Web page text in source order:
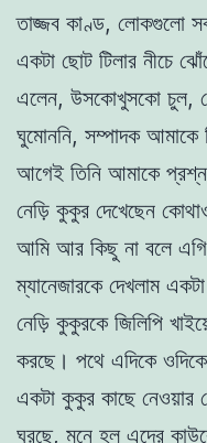
তাজ্জব কাণ্ড, লোকগুলো
একটা ছোট টিলার নীচে
এলেন, উসকোখুসকো চুল,
ঘুমোননি, সম্পাদক আমাকে
আগেই তিনি আমাকে
নেড়ি কুকুর দেখেছেন
আমি আর কিছু না বলে
ম্যানেজারকে দেখলাম
নেড়ি কুকুরকে জিলিপি
করছে। পথে এদিকে
একটা কুকুর কাছে নেওয়ার
ঘুরছে, মনে হল এদের